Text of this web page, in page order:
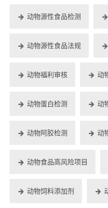
动物源性食品检测
动物源性食品法规
动物福利审核 动
动物蛋白检测 动
动物阿胶检测 动
动物食品高风险项目
动物饲料添加剂